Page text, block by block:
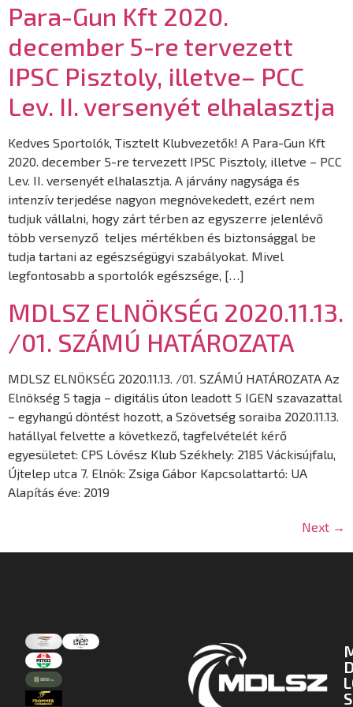
Para-Gun Kft 2020.
december 5-re tervezett
IPSC Pisztoly, illetve– PCC
Lev. II. versenyét elhalasztja
Kedves Sportolók, Tisztelt Klubvezetők! A Para-Gun Kft
2020. december 5-re tervezett IPSC Pisztoly, illetve – PCC
Lev. II. versenyét elhalasztja. A járvány nagysága és
intenzív terjedése nagyon megnövekedett, ezért nem
tudjuk vállalni, hogy zárt térben az egyszerre jelenlévő
több versenyző teljes mértékben és biztonsággal be
tudja tartani az egészségügyi szabályokat. Mivel
legfontosabb a sportolók egészsége, […]
MDLSZ ELNÖKSÉG 2020.11.13.
/01. SZÁMÚ HATÁROZATA
MDLSZ ELNÖKSÉG 2020.11.13. /01. SZÁMÚ HATÁROZATA Az
Elnökség 5 tagja – digitális úton leadott 5 IGEN szavazattal
– egyhangú döntést hozott, a Szövetség soraiba 2020.11.13.
hatállyal felvette a következő, tagfelvételét kérő
egyesületet: CPS Lövész Klub Székhely: 2185 Váckisújfalu,
Újtelep utca 7. Elnök: Zsiga Gábor Kapcsolattartó: UA
Alapítás éve: 2019
Next →